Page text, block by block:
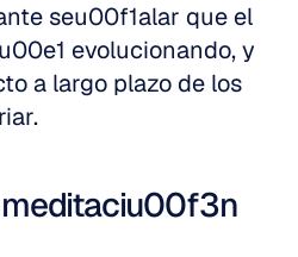
seu00f1alar que el
evolucionando, y
a largo plazo de los